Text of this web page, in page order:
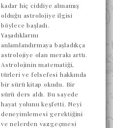
kadar hiç ciddiye almamış
olduğu astrolojiye ilgisi
böylece başladı.
Yaşadıklarını
anlamlandırmaya başladıkça
astrolojiye olan merakı arttı.
Astrolojinin matematiği,
türleri ve felsefesi hakkında
bir sürü kitap okudu. Bir
sürü ders aldı. Bu sayede
hayat yolunu keşfetti. Neyi
deneyimlemesi gerektiğini
ve nelerden vazgeçmesi